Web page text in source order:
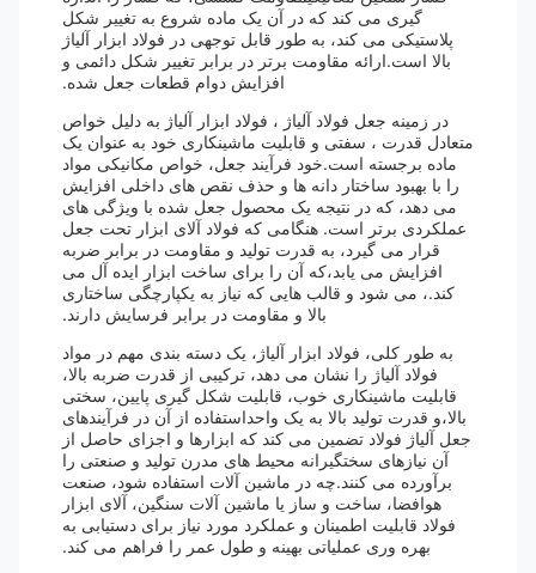
گیری می کند که در آن یک ماده شروع به تغییر شکل
پلاستیکی می کند، به طور قابل توجهی در فولاد ابزار آلیاژ
بالا است.ارائه مقاومت برتر در برابر تغییر شکل دائمی و
افزایش دوام قطعات جعل شده.
در زمینه جعل فولاد آلیاژ ، فولاد ابزار آلیاژ به دلیل خواص
متعادل قدرت ، سفتی و قابلیت ماشینکاری خود به عنوان یک
ماده برجسته است.خود فرآیند جعل، خواص مکانیکی مواد
را با بهبود ساختار دانه ها و حذف نقص های داخلی افزایش
می دهد، که در نتیجه یک محصول جعل شده با ویژگی های
عملکردی برتر است. هنگامی که فولاد آلای ابزار تحت جعل
قرار می گیرد، به قدرت تولید و مقاومت در برابر ضربه
افزایش می یابد،که آن را برای ساخت ابزار ایده آل می
کند.، می شود و قالب هایی که نیاز به یکپارچگی ساختاری
بالا و مقاومت در برابر فرسایش دارند.
به طور کلی، فولاد ابزار آلیاژ، یک دسته بندی مهم در مواد
فولاد آلیاژ را نشان می دهد، ترکیبی از قدرت ضربه بالا،
قابلیت ماشینکاری خوب، قابلیت شکل گیری پایین، سختی
بالا،و قدرت تولید بالا به یک واحداستفاده از آن در فرآیندهای
جعل آلیاژ فولاد تضمین می کند که ابزارها و اجزای حاصل از
آن نیازهای سختگیرانه محیط های مدرن تولید و صنعتی را
برآورده می کنند.چه در ماشین آلات استفاده شود، صنعت
هوافضا، ساخت و ساز یا ماشین آلات سنگین، آلای ابزار
فولاد قابلیت اطمینان و عملکرد مورد نیاز برای دستیابی به
بهره وری عملیاتی بهینه و طول عمر را فراهم می کند.